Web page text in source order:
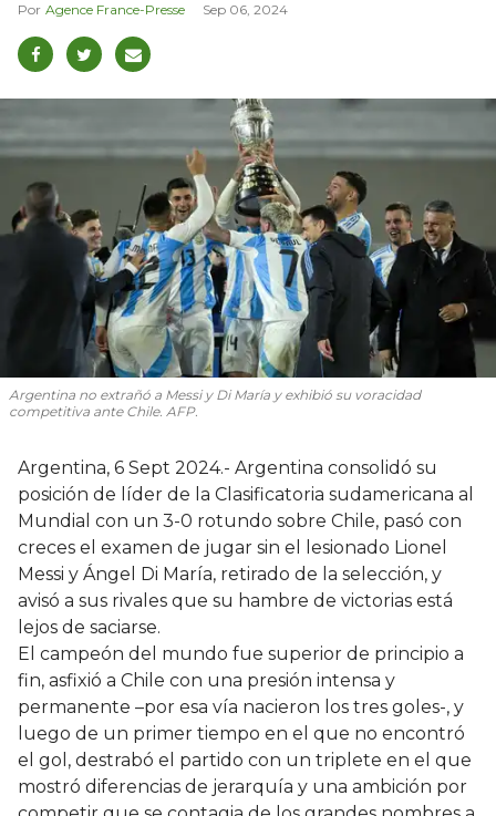
Agence France-Presse Sep 06, 2024
Argentina no extrañó a Messi y Di María y exhibió su voracidad
competitiva ante Chile. AFP.
Argentina, 6 Sept 2024.- Argentina consolidó su
posición de líder de la Clasificatoria sudamericana al
Mundial con un 3-0 rotundo sobre Chile, pasó con
creces el examen de jugar sin el lesionado Lionel
Messi y Ángel Di María, retirado de la selección, y
avisó a sus rivales que su hambre de victorias está
lejos de saciarse.
El campeón del mundo fue superior de principio a
fin, asfixió a Chile con una presión intensa y
permanente –por esa vía nacieron los tres goles-, y
luego de un primer tiempo en el que no encontró
el gol, destrabó el partido con un triplete en el que
mostró diferencias de jerarquía y una ambición por